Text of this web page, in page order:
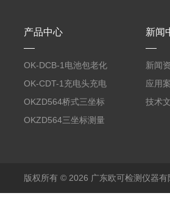
产品中心
OK-DCB-1电池包老化
测试系统
OK-CDT-1充电头充电
宝测试系统
OKZD564桥式三坐标
测量仪
OKZD564三坐标测量
新闻
新闻
应用
技术
版权所有 © 2026 广东欧可检测仪器有